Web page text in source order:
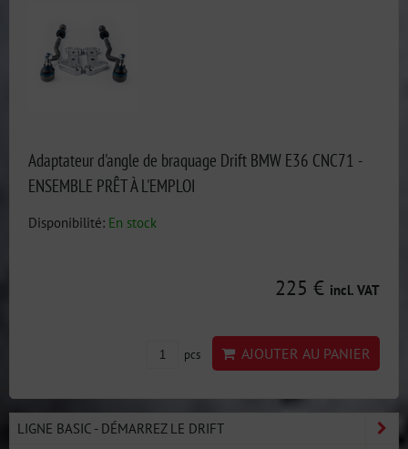
Adaptateur d'angle de braquage Drift BMW E36 CNC71 -
ENSEMBLE PRÊT À L'EMPLOI
Disponibilité: En stock
225 € incl. VAT
pcs AJOUTER AU PANIER
LIGNE BASIC - DÉMARREZ LE DRIFT